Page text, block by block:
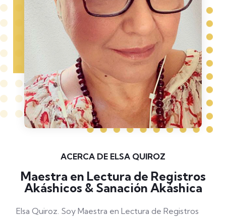
ACERCA DE ELSA QUIROZ
Maestra en Lectura de Registros
Akáshicos & Sanación Akáshica
Elsa Quiroz. Soy Maestra en Lectura de Registros